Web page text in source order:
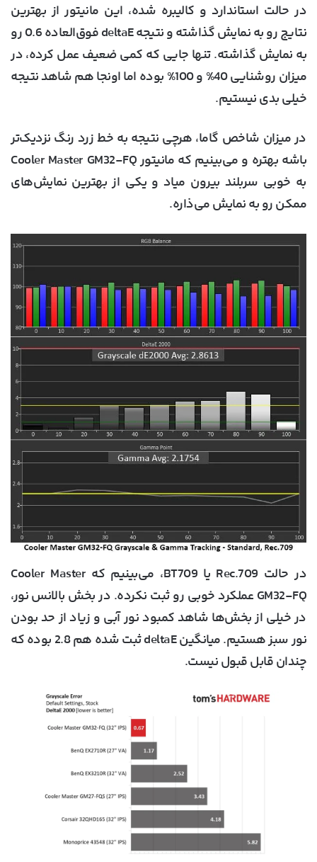
در حالت استاندارد و کالیبره شده، این مانیتور از بهترین
نتایج رو به نمایش گذاشته و نتیجه deltaE فوق‌العاده 0.6 رو
به نمایش گذاشته. تنها جایی که کمی ضعیف عمل کرده، در
میزان روشنایی 40% و 100% بوده اما اونجا هم شاهد نتیجه
خیلی بدی نیستیم.
در میزان شاخص گاما، هرچی نتیجه به خط زرد رنگ نزدیک‌تر
باشه بهتره و می‌بینیم که مانیتور Cooler Master GM32-FQ
به خوبی سربلند بیرون میاد و یکی از بهترین نمایش‌های
ممکن رو به نمایش می‌ذاره.
در حالت Rec.709 یا BT709، می‌بینیم که Cooler Master
GM32-FQ عملکرد خوبی رو ثبت نکرده. در بخش بالانس نور،
در خیلی از بخش‌ها شاهد کمبود نور آبی و زیاد از حد بودن
نور سبز هستیم. میانگین deltaE ثبت شده هم 2.8 بوده که
چندان قابل قبول نیست.